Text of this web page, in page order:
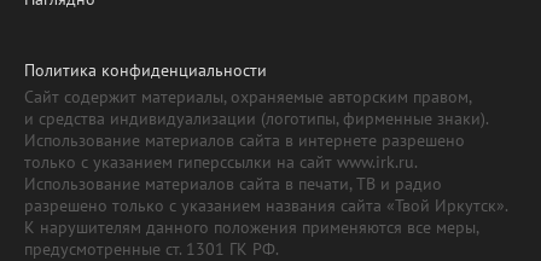
Политика конфиденциальности
Сайт содержит материалы, охраняемые авторским правом,
и средства индивидуализации (логотипы, фирменные знаки).
Использование материалов сайта в интернете разрешено
только с указанием гиперссылки на сайт www.irk.ru.
Использование материалов сайта в печати, ТВ и радио
разрешено только с указанием названия сайта «Твой Иркутск».
К нарушителям данного положения применяются все меры,
предусмотренные ст. 1301 ГК РФ.